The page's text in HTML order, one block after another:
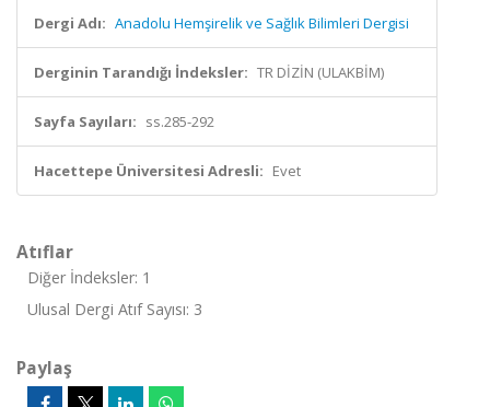
Dergi Adı: Anadolu Hemşirelik ve Sağlık Bilimleri Dergisi
Derginin Tarandığı İndeksler: TR DİZİN (ULAKBİM)
Sayfa Sayıları: ss.285-292
Hacettepe Üniversitesi Adresli: Evet
Atıflar
Diğer İndeksler: 1
Ulusal Dergi Atıf Sayısı: 3
Paylaş